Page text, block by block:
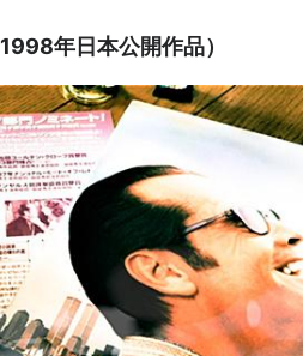
年日本公開作品）